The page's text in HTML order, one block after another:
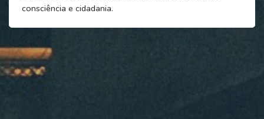
consciência e cidadania.